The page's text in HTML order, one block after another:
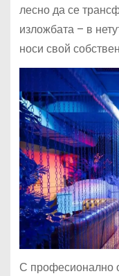
лесно да се
изложбата – в
носи свой
С професионално